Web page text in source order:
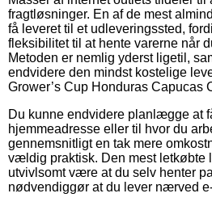
fragtløsninger. En af de mest
få leveret til et udleveringssted,
fleksibilitet til at hente varerne når
Metoden er nemlig yderst ligetil,
endvidere den mindst kostelige
Grower’s Cup Honduras Capucas
Du kunne endvidere planlægge at
hjemmeadresse eller til hvor du
gennemsnitligt en tak mere
vældig praktisk. Den mest letkøbte
utvivlsomt være at du selv henter
nødvendiggør at du lever nærved